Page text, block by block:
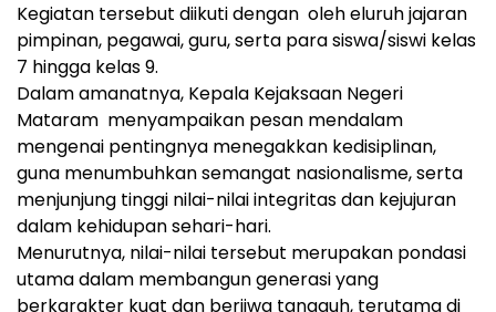
Kegiatan tersebut diikuti dengan oleh eluruh jajaran
pimpinan, pegawai, guru, serta para siswa/siswi kelas
7 hingga kelas 9.
Dalam amanatnya, Kepala Kejaksaan Negeri
Mataram menyampaikan pesan mendalam
mengenai pentingnya menegakkan kedisiplinan,
guna menumbuhkan semangat nasionalisme, serta
menjunjung tinggi nilai-nilai integritas dan kejujuran
dalam kehidupan sehari-hari.
Menurutnya, nilai-nilai tersebut merupakan pondasi
utama dalam membangun generasi yang
berkarakter kuat dan berjiwa tangguh, terutama di